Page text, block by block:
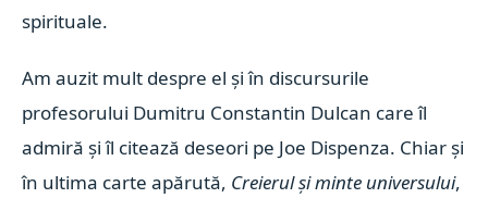
spirituale.
Am auzit mult despre el și în discursurile
profesorului Dumitru Constantin Dulcan care îl
admiră și îl citează deseori pe Joe Dispenza. Chiar și
în ultima carte apărută, Creierul și minte universului,